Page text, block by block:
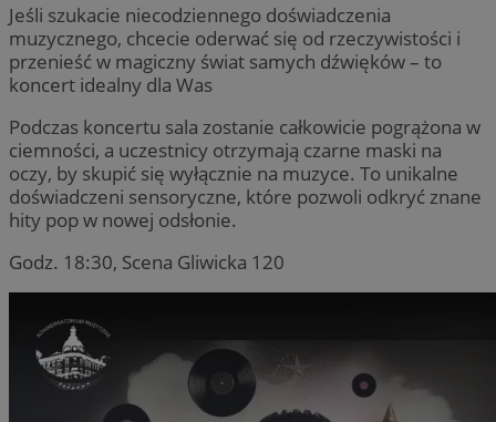
Jeśli szukacie niecodziennego doświadczenia
muzycznego, chcecie oderwać się od rzeczywistości i
przenieść w magiczny świat samych dźwięków – to
koncert idealny dla Was
Podczas koncertu sala zostanie całkowicie pogrążona w
ciemności, a uczestnicy otrzymają czarne maski na
oczy, by skupić się wyłącznie na muzyce. To unikalne
doświadczeni sensoryczne, które pozwoli odkryć znane
hity pop w nowej odsłonie.
Godz. 18:30, Scena Gliwicka 120